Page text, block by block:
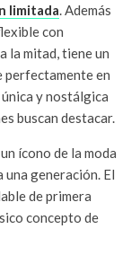
limitada. Además
con
la mitad, tiene un
perfectamente en
y nostálgica
buscan destacar.
ícono de la moda
una generación. El
de primera
concepto de